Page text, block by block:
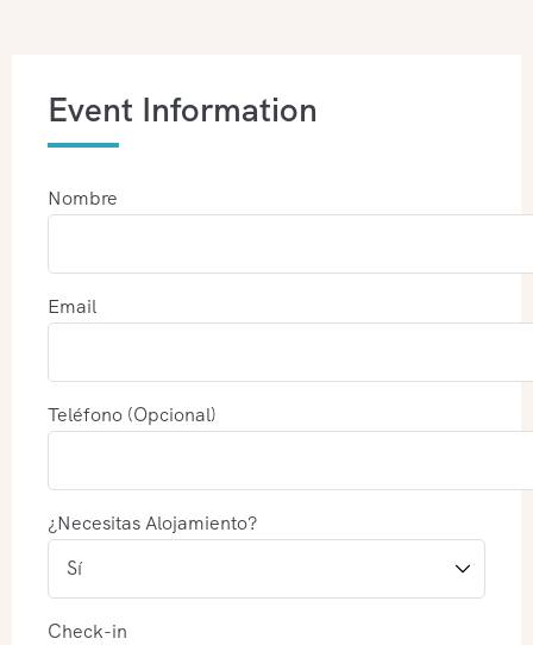
Event Information
Nombre
Email
Teléfono (Opcional)
¿Necesitas Alojamiento?
Check-in